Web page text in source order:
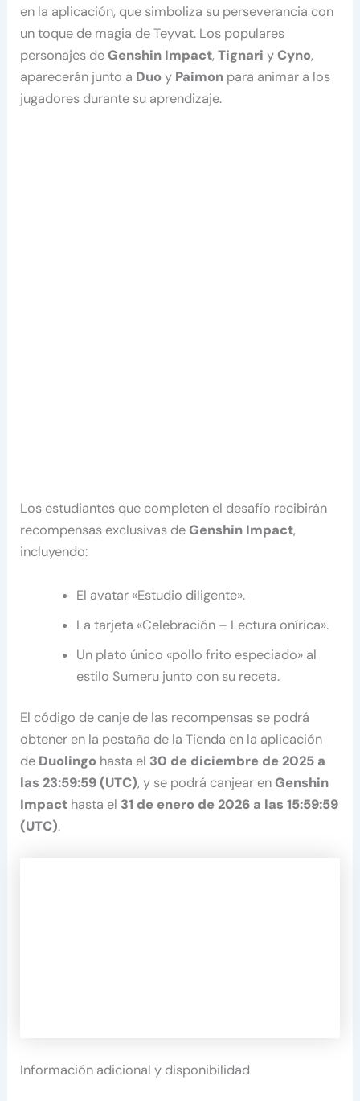
en la aplicación, que simboliza su perseverancia con
un toque de magia de Teyvat. Los populares
personajes deGenshin Impact,Tignari yCyno,
aparecerán junto a Duoy Paimon para animar a los
jugadores durante su aprendizaje.
Los estudiantes que completen el desafío recibirán
recompensas exclusivas deGenshin Impact,
incluyendo:
El avatar «Estudio diligente».
La tarjeta «Celebración – Lectura onírica».
Un plato único «pollo frito especiado» al
estilo Sumeru junto con su receta.
El código de canje de las recompensas se podrá
obtener en la pestaña de la Tienda en la aplicación
de Duolingo hasta el 30 de diciembre de 2025 a
las 23:59:59 (UTC), y se podrá canjear enGenshin
Impact hasta el 31 de enero de 2026 a las 15:59:59
(UTC).
Información adicional y disponibilidad